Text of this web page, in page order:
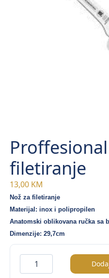
filetiranje
13,00 KM
Nož za filetiranje
Materijal: inox i polipropilen
Anatomski oblikovana ručka sa
Dimenzije: 29,7cm
Proffesional
nož